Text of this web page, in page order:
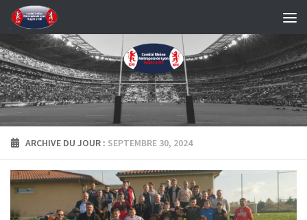
Skip to content
ARCHIVE DU JOUR : SEPTEMBRE 30, 2024